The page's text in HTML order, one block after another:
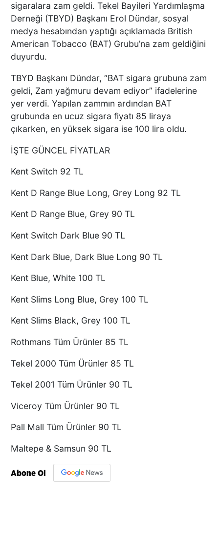
sigaralara zam geldi. Tekel Bayileri Yardımlaşma
Derneği (TBYD) Başkanı Erol Dündar, sosyal
medya hesabından yaptığı açıklamada British
American Tobacco (BAT) Grubu’na zam geldiğini
duyurdu.
TBYD Başkanı Dündar, “BAT sigara grubuna zam
geldi, Zam yağmuru devam ediyor” ifadelerine
yer verdi. Yapılan zammın ardından BAT
grubunda en ucuz sigara fiyatı 85 liraya
çıkarken, en yüksek sigara ise 100 lira oldu.
İŞTE GÜNCEL FİYATLAR
Kent Switch 92 TL
Kent D Range Blue Long, Grey Long 92 TL
Kent D Range Blue, Grey 90 TL
Kent Switch Dark Blue 90 TL
Kent Dark Blue, Dark Blue Long 90 TL
Kent Blue, White 100 TL
Kent Slims Long Blue, Grey 100 TL
Kent Slims Black, Grey 100 TL
Rothmans Tüm Ürünler 85 TL
Tekel 2000 Tüm Ürünler 85 TL
Tekel 2001 Tüm Ürünler 90 TL
Viceroy Tüm Ürünler 90 TL
Pall Mall Tüm Ürünler 90 TL
Maltepe & Samsun 90 TL
Abone Ol